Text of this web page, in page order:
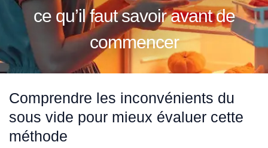
ce qu’il faut savoir avant de
commencer
Comprendre les inconvénients du
sous vide pour mieux évaluer cette
méthode